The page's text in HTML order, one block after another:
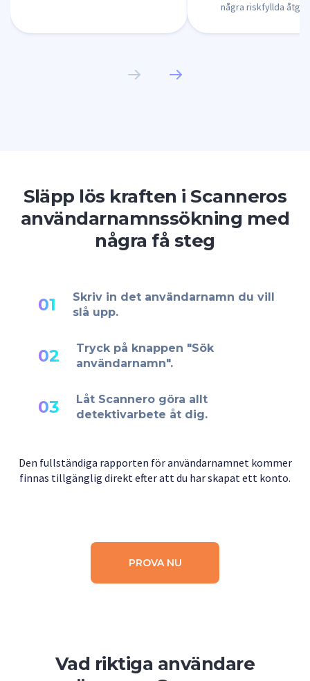
några riskfyllda
Släpp lös kraften i Scanneros
användarnamnssökning med
några få steg
01
Skriv in det användarnamn du vill
slå upp.
02
Tryck på knappen "Sök
användarnamn".
03
Låt Scannero göra allt
detektivarbete åt dig.
Den fullständiga rapporten för användarnamnet kommer
finnas tillgänglig direkt efter att du har skapat ett konto.
PROVA NU
Vad riktiga användare